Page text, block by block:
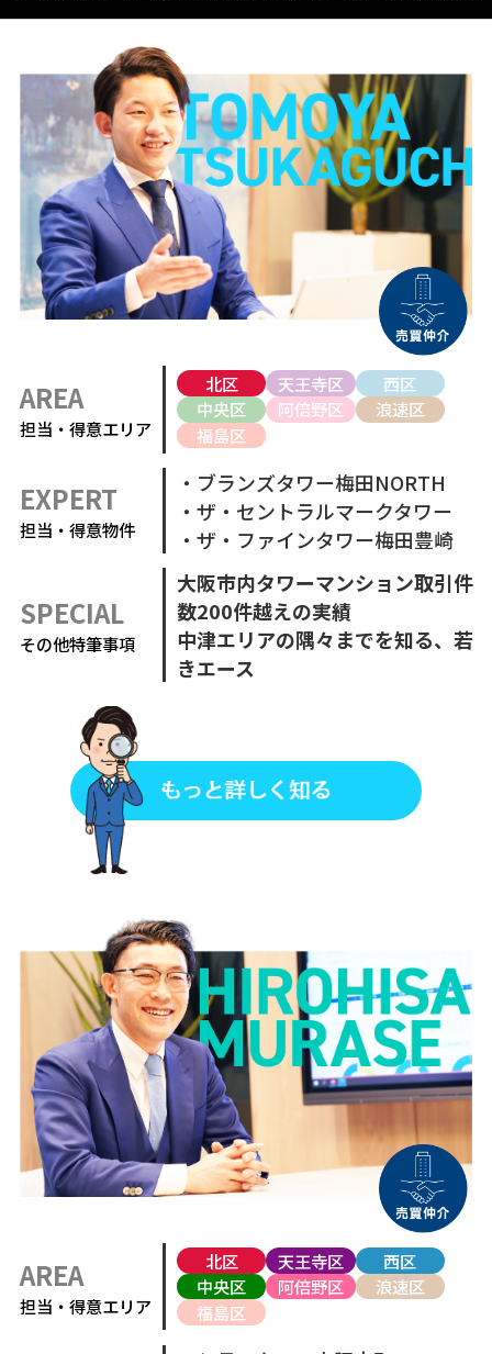
AREA
担当・得意エリア
北区 天王寺区
西区
中央区
阿倍野区
浪速区
福島区
EXPERT
担当・得意物件
・ブランズタワー梅田NORTH
・ザ・セントラルマークタワー
・ザ・ファインタワー梅田豊崎
SPECIAL
その他特筆事項
大阪市内タワーマンション取引件
数200件越えの実績
中津エリアの隅々までを知る、若
きエース
AREA
担当・得意エリア
北区 天王寺区
西区
中央区
阿倍野区
浪速区
福島区